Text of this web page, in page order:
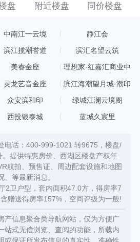
盘 附近楼盘 同价楼盘
中南江一云境 静江会
滨江揽潮誉道 滨汇名望云筑
美睿金座
理想家·红嘉汇商业中
灵龙艺音金座 滨江海潮望月城·潮印
众安滨和印 绿城江澜云境阁
西投银泰城 蓝城久宸里
电话：400-999-1021 转9675，楼盘/
提供特惠房价、西湖区楼盘产权年
航拍、预售证、周边配套设施和地图
等最新消息。
2卫户型，套内面积47.0方，得房率7
赠送得房率157%，空间评级为一般!
产信息聚合类导航网站，仅为方便广
站式无偿浏览、查阅的功能，所载内